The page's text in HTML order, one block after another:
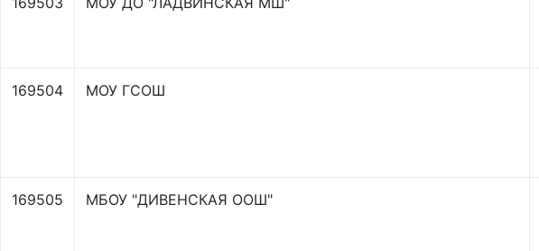
169504 МОУ ГСОШ
169505 МБОУ "ДИВЕНСКАЯ ООШ"